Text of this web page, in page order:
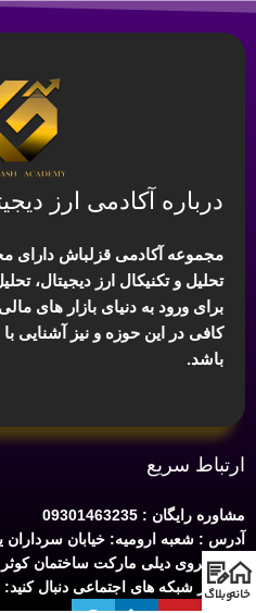
درباره آکادمی ارز
مجموعه آکادمی قزلباش دارای
تحلیل و تکنیکال ارز دیجیتال،
برای ورود به دنیای بازار های
کافی در این حوزه و نیز آشنایی
باشد.
ارتباط سریع
مشاوره رایگان : 09301463235
آدرس : شعبه ارومیه: خیابان سرداران
پله روبروی دیلی مارکت ساختمان کوثر 1 - طبقه2 واحد 4
ما را در شبکه های اجتماعی دنبال کنید:
خانهوبلاگ